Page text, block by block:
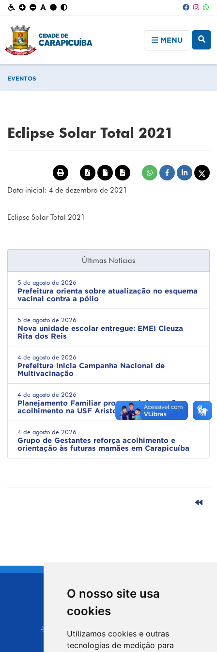
O nosso site usa
cookies
Utilizamos cookies e outras
tecnologias de medição para
MENU
EVENTOS
Eclipse Solar Total 2021
Data inicial: 4 de dezembro de 2021
Eclipse Solar Total 2021
Últimas Notícias
5 de agosto de 2026
Prefeitura orienta sobre atualização no esquema
vacinal contra a pólio
5 de agosto de 2026
Nova unidade escolar entregue: EMEI Cleuza
Rita dos Reis
4 de agosto de 2026
Prefeitura inicia Campanha Nacional de
Multivacinação
4 de agosto de 2026
Planejamento Familiar promove informação e
acolhimento na USF Ariston
4 de agosto de 2026
Grupo de Gestantes reforça acolhimento e
orientação às futuras mamães em Carapicuíba
CIDADE DE
Carapicuíba